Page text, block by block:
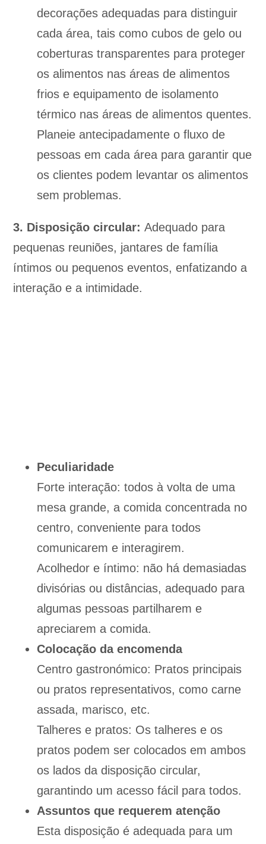
decorações adequadas para distinguir
cada área, tais como cubos de gelo ou
coberturas transparentes para proteger
os alimentos nas áreas de alimentos
frios e equipamento de isolamento
térmico nas áreas de alimentos quentes.
Planeie antecipadamente o fluxo de
pessoas em cada área para garantir que
os clientes podem levantar os alimentos
sem problemas.
3. Disposição circular: Adequado para
pequenas reuniões, jantares de família
íntimos ou pequenos eventos, enfatizando a
interação e a intimidade.
Peculiaridade
Forte interação: todos à volta de uma
mesa grande, a comida concentrada no
centro, conveniente para todos
comunicarem e interagirem.
Acolhedor e íntimo: não há demasiadas
divisórias ou distâncias, adequado para
algumas pessoas partilharem e
apreciarem a comida.
Colocação da encomenda
Centro gastronómico: Pratos principais
ou pratos representativos, como carne
assada, marisco, etc.
Talheres e pratos: Os talheres e os
pratos podem ser colocados em ambos
os lados da disposição circular,
garantindo um acesso fácil para todos.
Assuntos que requerem atenção
Esta disposição é adequada para um